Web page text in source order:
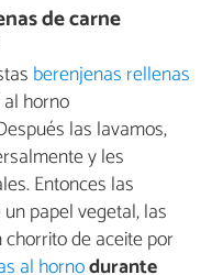
de carne
berenjenas rellenas
horno
las lavamos,
y les
Entonces las
papel vegetal, las
de aceite por
al hornodurante